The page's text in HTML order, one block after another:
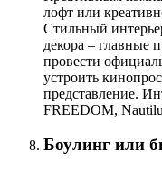
лофт или
Стильный
декора – главные
провести
устроить
представление.
FREEDOM,
Боулинг или